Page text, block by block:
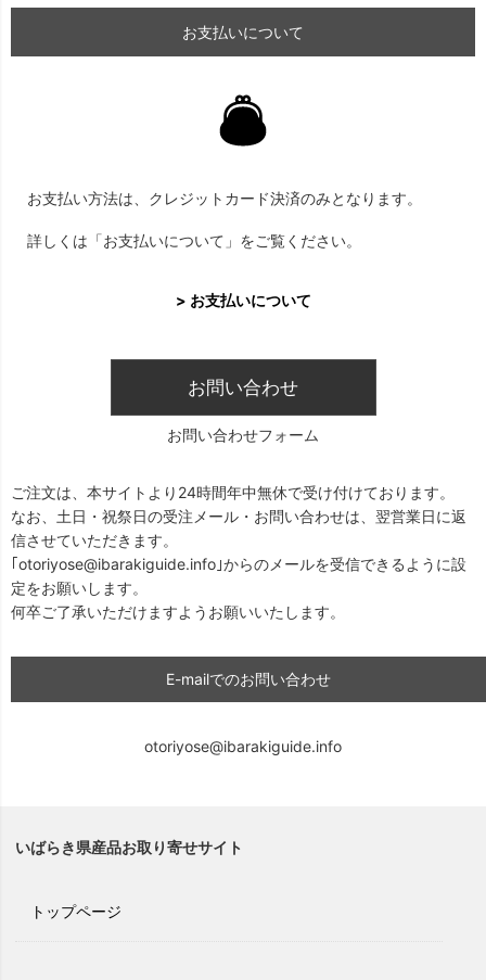
お支払いについて
お支払い方法は、クレジットカード決済のみとなります。
詳しくは「お支払いについて」をご覧ください。
> お支払いについて
お問い合わせ
お問い合わせフォーム
ご注文は、本サイトより24時間年中無休で受け付けております。
なお、土日・祝祭日の受注メール・お問い合わせは、翌営業日に返
信させていただきます。
｢otoriyose@ibarakiguide.info｣からのメールを受信できるように設
定をお願いします。
何卒ご了承いただけますようお願いいたします。
E-mailでのお問い合わせ
otoriyose@ibarakiguide.info
いばらき県産品お取り寄せサイト
トップページ